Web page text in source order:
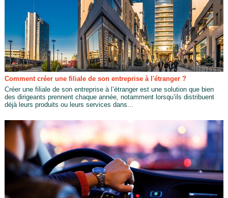
Comment créer une filiale de son entreprise à l'étranger ?
Créer une filiale de son entreprise à l’étranger est une solution que bien
des dirigeants prennent chaque année, notamment lorsqu’ils distribuent
déjà leurs produits ou leurs services dans...